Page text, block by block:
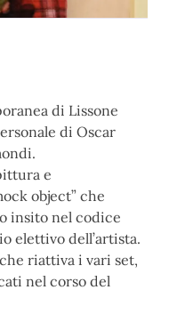
di Lissone
di Oscar
e
object” che
insito nel codice
elettivo dell’artista.
riattiva i vari set,
nel corso del